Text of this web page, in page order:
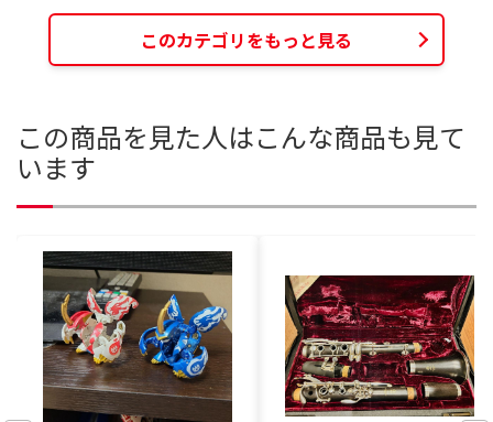
このカテゴリをもっと見る
この商品を見た人はこんな商品も見て
います